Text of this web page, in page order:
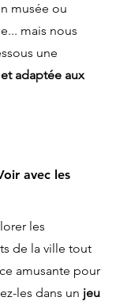
musée ou
mais nous
une
adaptée aux
avec les
les
de la ville tout
amusante pour
les dans un jeu